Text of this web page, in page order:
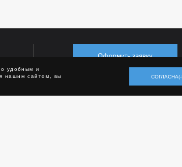
Оформить заявку
+7 (495) 500-70-75
удобным и
нашим сайтом, вы